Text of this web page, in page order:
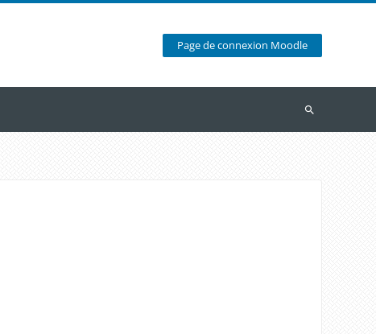
Page de connexion Moodle
Recherche